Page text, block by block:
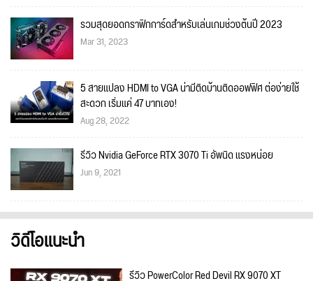
รวมสุดยอดกราฟิกการ์ดสำหรับเล่นเกมช่วงต้นปี 2023
Mar 31, 2023
5 สายแปลง HDMI to VGA น่ามีติดบ้านติดออฟฟิศ ต่อง่ายใช้
สะดวก เริ่มแค่ 47 บาทเอง!
Aug 28, 2022
รีวิว Nvidia GeForce RTX 3070 Ti อัพนิด แรงหน่อย
Jun 9, 2021
วิดีโอแนะนำ
รีวิว PowerColor Red Devil RX 9070 XT